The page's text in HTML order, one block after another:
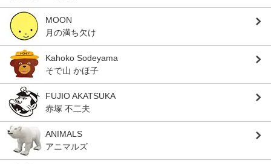
MOON
月の満ち欠け
Kahoko Sodeyama
そで山 かほ子
FUJIO AKATSUKA
赤塚 不二夫
ANIMALS
アニマルズ